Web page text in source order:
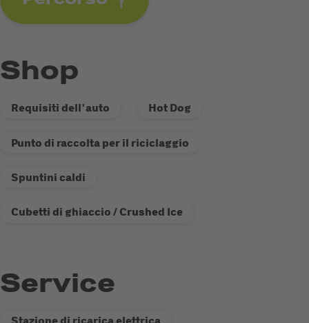
Shop
Requisiti dell'auto Hot Dog
Punto di raccolta per il riciclaggio
Spuntini caldi
Cubetti di ghiaccio / Crushed Ice
Service